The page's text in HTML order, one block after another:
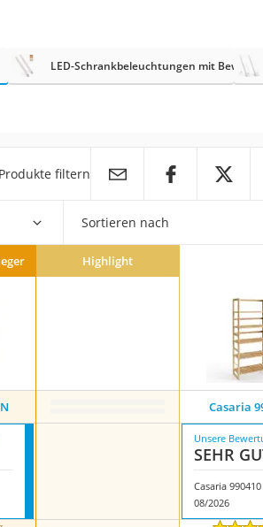
LED-Schrankbeleuchtungen mit
Produkte filtern
Sortieren nach
Highlight
Casaria
Unsere
SEHR
Casaria 990410
08/2026